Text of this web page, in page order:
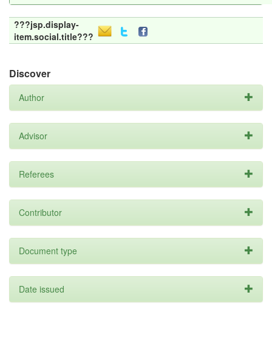
???jsp.display-
item.social.title???
Discover
Author
Advisor
Referees
Contributor
Document type
Date issued